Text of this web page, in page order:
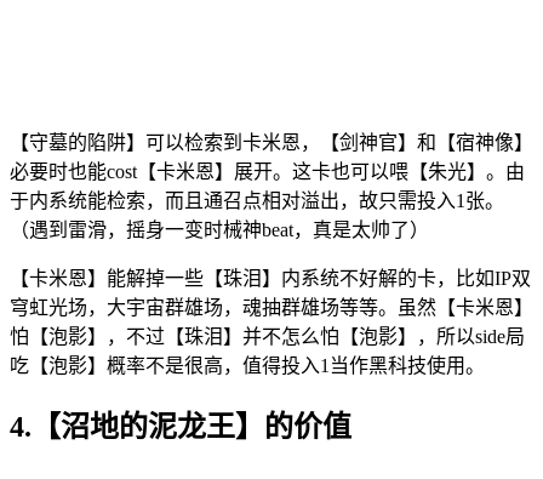
【守墓的陷阱】可以检索到卡米恩，【剑神官】和【宿神像】
必要时也能cost【卡米恩】展开。这卡也可以喂【朱光】。由
于内系统能检索，而且通召点相对溢出，故只需投入1张。
（遇到雷滑，摇身一变时械神beat，真是太帅了）
【卡米恩】能解掉一些【珠泪】内系统不好解的卡，比如IP双
穹虹光场，大宇宙群雄场，魂抽群雄场等等。虽然【卡米恩】
怕【泡影】，不过【珠泪】并不怎么怕【泡影】，所以side局
吃【泡影】概率不是很高，值得投入1当作黑科技使用。
4.【沼地的泥龙王】的价值